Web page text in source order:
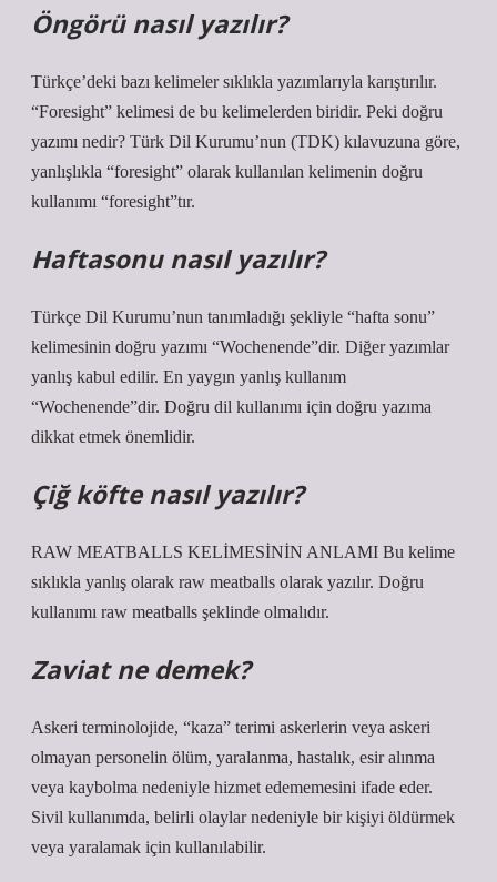
Öngörü nasıl yazılır?
Türkçe’deki bazı kelimeler sıklıkla yazımlarıyla karıştırılır.
“Foresight” kelimesi de bu kelimelerden biridir. Peki doğru
yazımı nedir? Türk Dil Kurumu’nun (TDK) kılavuzuna göre,
yanlışlıkla “foresight” olarak kullanılan kelimenin doğru
kullanımı “foresight”tır.
Haftasonu nasıl yazılır?
Türkçe Dil Kurumu’nun tanımladığı şekliyle “hafta sonu”
kelimesinin doğru yazımı “Wochenende”dir. Diğer yazımlar
yanlış kabul edilir. En yaygın yanlış kullanım
“Wochenende”dir. Doğru dil kullanımı için doğru yazıma
dikkat etmek önemlidir.
Çiğ köfte nasıl yazılır?
RAW MEATBALLS KELİMESİNİN ANLAMI Bu kelime
sıklıkla yanlış olarak raw meatballs olarak yazılır. Doğru
kullanımı raw meatballs şeklinde olmalıdır.
Zaviat ne demek?
Askeri terminolojide, “kaza” terimi askerlerin veya askeri
olmayan personelin ölüm, yaralanma, hastalık, esir alınma
veya kaybolma nedeniyle hizmet edememesini ifade eder.
Sivil kullanımda, belirli olaylar nedeniyle bir kişiyi öldürmek
veya yaralamak için kullanılabilir.